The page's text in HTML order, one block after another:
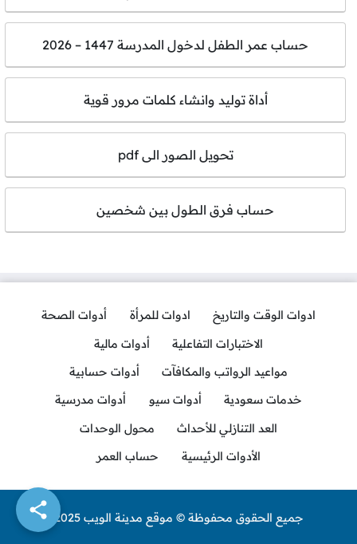
حساب عمر الطفل لدخول المدرسة 1447 – 2026
أداة توليد وانشاء كلمات مرور قوية
تحويل الصور الى pdf
حساب فرق الطول بين شخصين
ادوات الوقت والتاريخ ادوات للمرأة
أدوات الصحة
الاختبارات التفاعلية
أدوات مالية
مواعيد الرواتب والمكافآت
أدوات حسابية
خدمات سعودية
أدوات سيو
أدوات مدرسية
العد التنازلي للأحداث
محول الوحدات
الأدوات الرئيسية
حساب العمر
جميع الحقوق محفوظة © موقع مدينة الويب 2025